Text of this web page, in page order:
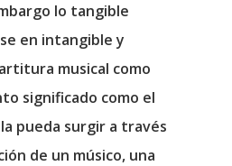
lo tangible
en intangible y
musical como
significado como el
pueda surgir a través
de un músico, una